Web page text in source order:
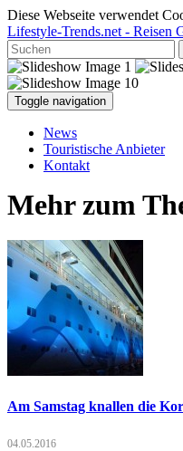
Diese Webseite verwendet
Lifestyle-Trends.net - Reisen
Toggle navigation
News
Touristische Anbieter
Kontakt
Mehr zum
Am Samstag knallen die
04.05.2016